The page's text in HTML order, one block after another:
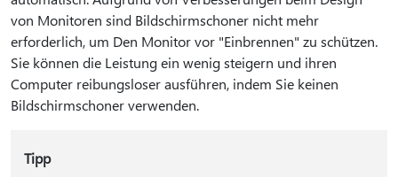
von Monitoren sind Bildschirmschoner nicht mehr
erforderlich, um Den Monitor vor "Einbrennen" zu schützen.
Sie können die Leistung ein wenig steigern und ihren
Computer reibungsloser ausführen, indem Sie keinen
Bildschirmschoner verwenden.
Tipp